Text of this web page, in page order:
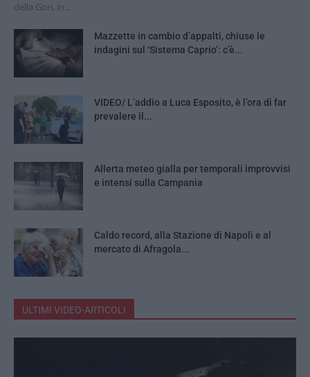
della Gori, in...
Mazzette in cambio d’appalti, chiuse le
indagini sul ‘Sistema Caprio’: c’è...
VIDEO/ L’addio a Luca Esposito, è l’ora di far
prevalere il...
Allerta meteo gialla per temporali improvvisi
e intensi sulla Campania
Caldo record, alla Stazione di Napoli e al
mercato di Afragola...
ULTIMI VIDEO-ARTICOLI